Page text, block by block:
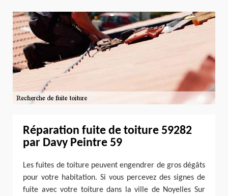
Réparation fuite de toiture 59282
par Davy Peintre 59
Les fuites de toiture peuvent engendrer de gros dégâts
pour votre habitation. Si vous percevez des signes de
fuite avec votre toiture dans la ville de Noyelles Sur